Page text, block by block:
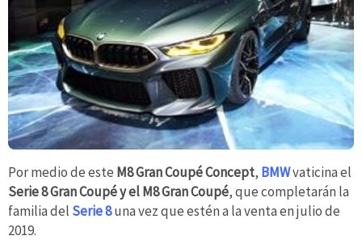
Por medio de este M8 Gran Coupé Concept, BMWvaticina el
Serie 8 Gran Coupé y el M8 Gran Coupé, que completarán la
familia del Serie 8una vez que estén a la venta en julio de
2019.